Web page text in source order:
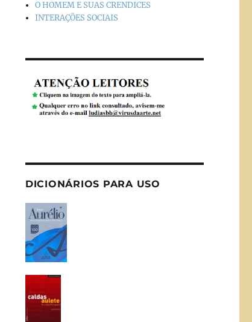
O HOMEM E SUAS CRENDICES
INTERAÇÕES SOCIAIS
DICIONÁRIOS PARA USO